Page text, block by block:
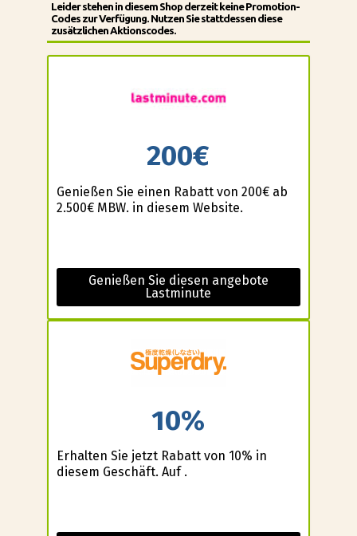
Leider stehen in diesem Shop derzeit keine Promotion-
Codes zur Verfügung. Nutzen Sie stattdessen diese
zusätzlichen Aktionscodes.
200€
Genießen Sie einen Rabatt von 200€ ab
2.500€ MBW. in diesem Website.
Genießen Sie diesen angebote
Lastminute
10%
Erhalten Sie jetzt Rabatt von 10% in
diesem Geschäft. Auf .